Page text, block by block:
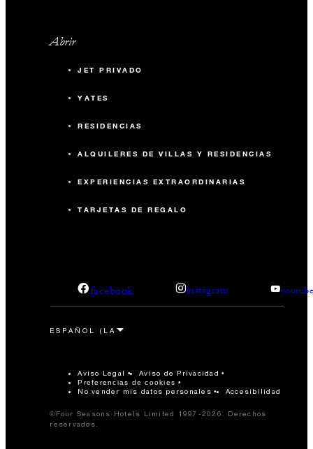
Abrir
JET PRIVADO
YATES
RESIDENCIAS
ALQUILERES DE VILLAS Y RESIDENCIAS
EXPERIENCIAS EXTRAORDINARIAS
TARJETAS DE REGALO
facebook instagram
Aviso Legal Aviso de Privacidad
Preferencias de cookies
No vender mis datos personales Accesibilidad
©Four Seasons Hotels Limited 1997-2026. Derechos
reservados.